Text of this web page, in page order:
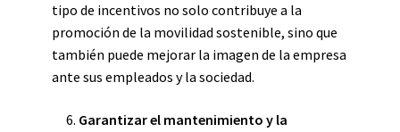
tipo de incentivos no solo contribuye a la
promoción de la movilidad sostenible, sino que
también puede mejorar la imagen de la empresa
ante sus empleados y la sociedad.
Garantizar el mantenimiento y la